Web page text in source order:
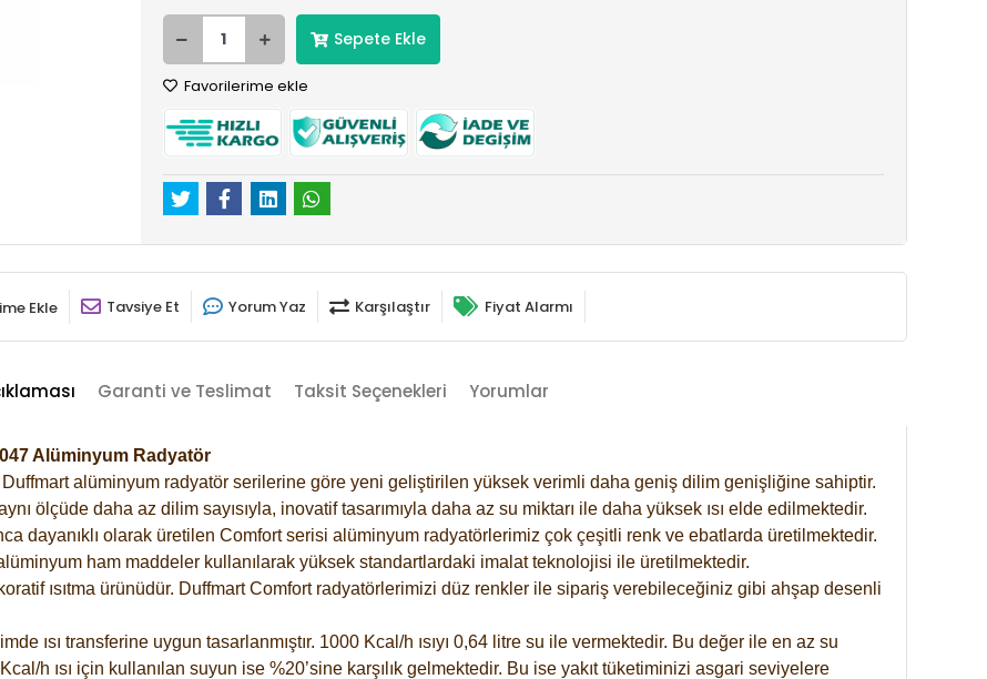
Sepete Ekle
Favorilerime ekle
Ekle Tavsiye Et Yorum Yaz Karşılaştır Fiyat Alarmı
Garanti ve Teslimat Taksit Seçenekleri Yorumlar
Alüminyum Radyatör
alüminyum radyatör serilerine göre yeni geliştirilen yüksek verimli daha geniş dilim genişliğine sahiptir.
ölçüde daha az dilim sayısıyla, inovatif tasarımıyla daha az su miktarı ile daha yüksek ısı elde edilmektedir.
dayanıklı olarak üretilen Comfort serisi alüminyum radyatörlerimiz çok çeşitli renk ve ebatlarda üretilmektedir.
ham maddeler kullanılarak yüksek standartlardaki imalat teknolojisi ile üretilmektedir.
ısıtma ürünüdür. Duffmart Comfort radyatörlerimizi düz renkler ile sipariş verebileceğiniz gibi ahşap desenli
ısı transferine uygun tasarlanmıştır. 1000 Kcal/h ısıyı 0,64 litre su ile vermektedir. Bu değer ile en az su
h ısı için kullanılan suyun ise %20’sine karşılık gelmektedir. Bu ise yakıt tüketiminizi asgari seviyelere